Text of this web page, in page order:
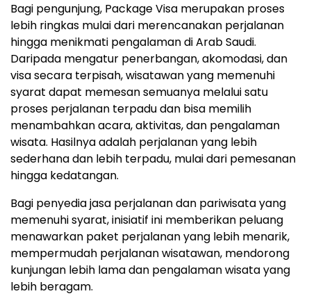
Bagi pengunjung, Package Visa merupakan proses
lebih ringkas mulai dari merencanakan perjalanan
hingga menikmati pengalaman di Arab Saudi.
Daripada mengatur penerbangan, akomodasi, dan
visa secara terpisah, wisatawan yang memenuhi
syarat dapat memesan semuanya melalui satu
proses perjalanan terpadu dan bisa memilih
menambahkan acara, aktivitas, dan pengalaman
wisata. Hasilnya adalah perjalanan yang lebih
sederhana dan lebih terpadu, mulai dari pemesanan
hingga kedatangan.
Bagi penyedia jasa perjalanan dan pariwisata yang
memenuhi syarat, inisiatif ini memberikan peluang
menawarkan paket perjalanan yang lebih menarik,
mempermudah perjalanan wisatawan, mendorong
kunjungan lebih lama dan pengalaman wisata yang
lebih beragam.